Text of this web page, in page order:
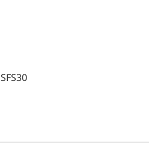
SFS30